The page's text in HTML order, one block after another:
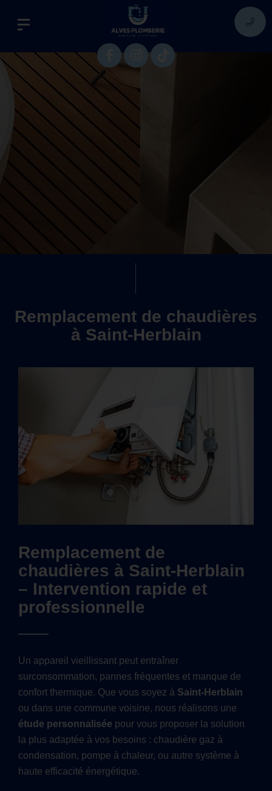
Remplacement de chaudières
à Saint-Herblain
Remplacement de
chaudières à Saint-Herblain
– Intervention rapide et
professionnelle
Un appareil vieillissant peut entraîner
surconsommation, pannes fréquentes et manque de
confort thermique. Que vous soyez à Saint-Herblain
ou dans une commune voisine, nous réalisons une
étude personnalisée pour vous proposer la solution
la plus adaptée à vos besoins : chaudière gaz à
condensation, pompe à chaleur, ou autre système à
haute efficacité énergétique.